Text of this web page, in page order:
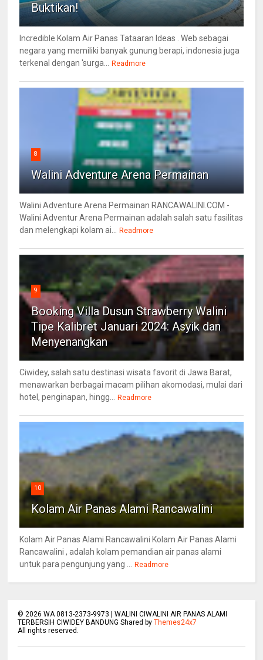
Buktikan!
Incredible Kolam Air Panas Tataaran Ideas . Web sebagai
negara yang memiliki banyak gunung berapi, indonesia juga
terkenal dengan 'surga...
Readmore
8
Walini Adventure Arena Permainan
Walini Adventure Arena Permainan RANCAWALINI.COM -
Walini Adventur Arena Permainan adalah salah satu fasilitas
dan melengkapi kolam ai...
Readmore
9
Booking Villa Dusun Strawberry Walini
Tipe Kalibret Januari 2024: Asyik dan
Menyenangkan
Ciwidey, salah satu destinasi wisata favorit di Jawa Barat,
menawarkan berbagai macam pilihan akomodasi, mulai dari
hotel, penginapan, hingg...
Readmore
10
Kolam Air Panas Alami Rancawalini
Kolam Air Panas Alami Rancawalini Kolam Air Panas Alami
Rancawalini , adalah kolam pemandian air panas alami
untuk para pengunjung yang ...
Readmore
© 2026 WA 0813-2373-9973 | WALINI CIWALINI AIR PANAS ALAMI
TERBERSIH CIWIDEY BANDUNG Shared byThemes24x7
All rights reserved.